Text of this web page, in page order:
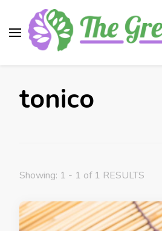
tonico
Showing: 1 - 1 of 1 RESULTS